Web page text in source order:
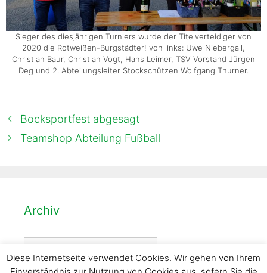
Sieger des diesjährigen Turniers wurde der Titelverteidiger von
2020 die Rotweißen-Burgstädter! von links: Uwe Niebergall,
Christian Baur, Christian Vogt, Hans Leimer, TSV Vorstand Jürgen
Deg und 2. Abteilungsleiter Stockschützen Wolfgang Thurner.
Bocksportfest abgesagt
Teamshop Abteilung Fußball
Archiv
Archiv
Diese Internetseite verwendet Cookies. Wir gehen von Ihrem